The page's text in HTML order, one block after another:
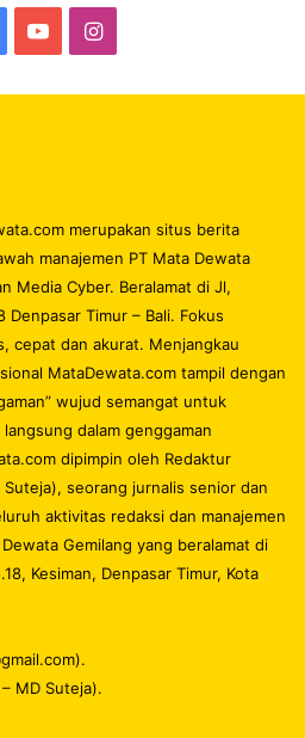
YouTubeInstagram
merupakan situs berita
manajemen PT Mata Dewata
Media Cyber. Beralamat di Jl,
Denpasar Timur – Bali. Fokus
cepat dan akurat. Menjangkau
MataDewata.com tampil dengan
wujud semangat untuk
dalam genggaman
dipimpin oleh Redaktur
seorang jurnalis senior dan
aktivitas redaksi dan manajemen
Gemilang yang beralamat di
Kesiman, Denpasar Timur, Kota
MD Suteja).